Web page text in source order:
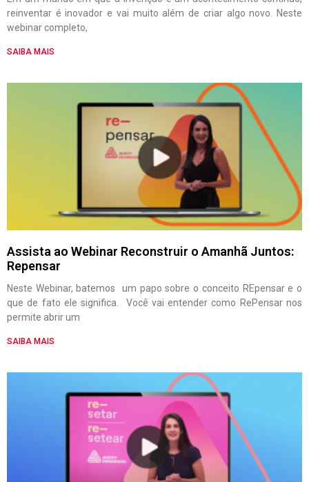
reinventar é inovador e vai muito além de criar algo novo. Neste
webinar completo,
SAIBA MAIS
Assista ao Webinar Reconstruir o Amanhã Juntos:
Repensar
Neste Webinar, batemos um papo sobre o conceito REpensar e o
que de fato ele significa. Você vai entender como RePensar nos
permite abrir um
SAIBA MAIS